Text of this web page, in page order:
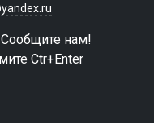
нам!
Ctr+Enter